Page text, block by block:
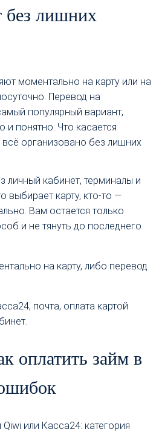
без лишних
моментально на карту или на
Перевод на
популярный вариант,
и понятно. Что касается
организовано без лишних
личный кабинет, терминалы и
выбирает карту, кто-то —
Вам остается только
и не тянуть до последнего
на карту, либо перевод
почта, оплата картой
оплатить займ в
или Касса24: категория